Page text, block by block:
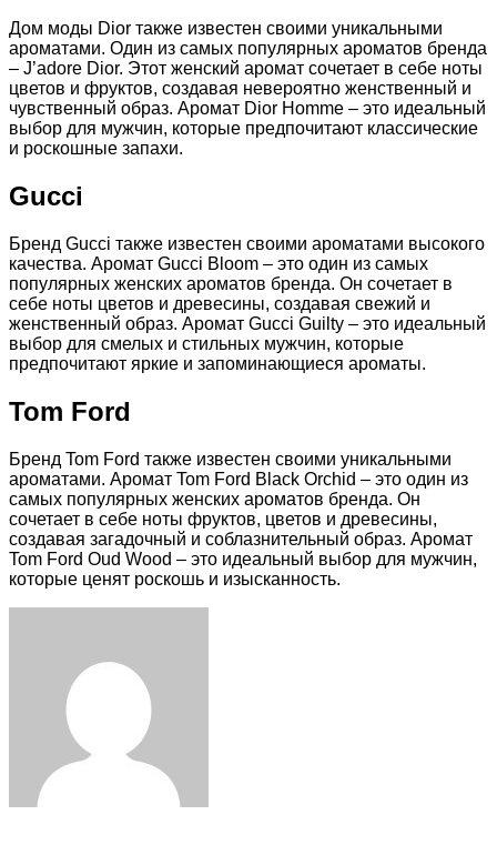
Дом моды Dior также известен своими уникальными
ароматами. Один из самых популярных ароматов бренда
– J’adore Dior. Этот женский аромат сочетает в себе ноты
цветов и фруктов, создавая невероятно женственный и
чувственный образ. Аромат Dior Homme – это идеальный
выбор для мужчин, которые предпочитают классические
и роскошные запахи.
Gucci
Бренд Gucci также известен своими ароматами высокого
качества. Аромат Gucci Bloom – это один из самых
популярных женских ароматов бренда. Он сочетает в
себе ноты цветов и древесины, создавая свежий и
женственный образ. Аромат Gucci Guilty – это идеальный
выбор для смелых и стильных мужчин, которые
предпочитают яркие и запоминающиеся ароматы.
Tom Ford
Бренд Tom Ford также известен своими уникальными
ароматами. Аромат Tom Ford Black Orchid – это один из
самых популярных женских ароматов бренда. Он
сочетает в себе ноты фруктов, цветов и древесины,
создавая загадочный и соблазнительный образ. Аромат
Tom Ford Oud Wood – это идеальный выбор для мужчин,
которые ценят роскошь и изысканность.